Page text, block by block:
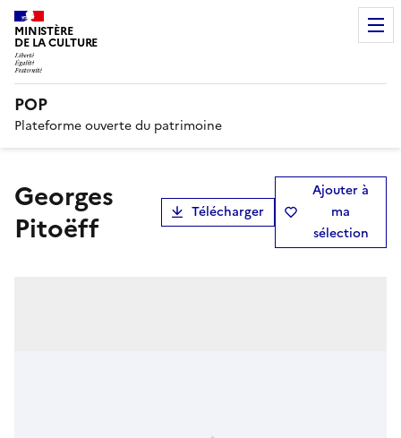
MINISTÈRE
DE LA CULTURE
POP
Plateforme ouverte du patrimoine
Georges
Pitoëff
Télécharger
Ajouter à
ma
sélection